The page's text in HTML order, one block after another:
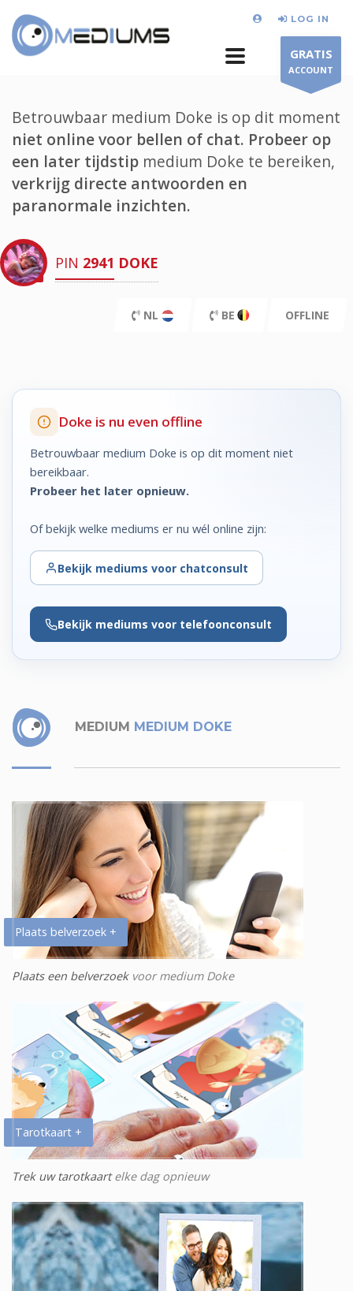
LOG IN
GRATIS
ACCOUNT
Betrouwbaar medium Doke is op dit moment
niet online voor bellen of chat. Probeer op
een later tijdstip medium Doke te bereiken,
verkrijg directe antwoorden en
paranormale inzichten.
PIN 2941 DOKE
NL BE OFFLINE
Doke is nu even offline
Betrouwbaar medium Doke is op dit moment niet
bereikbaar.
Probeer het later opnieuw.
Of bekijk welke mediums er nu wél online zijn:
Bekijk mediums voor chatconsult
Bekijk mediums voor telefoonconsult
MEDIUM MEDIUM DOKE
Plaats belverzoek +
Plaats een belverzoekvoor medium Doke
Tarotkaart +
Trek uw tarotkaartelke dag opnieuw